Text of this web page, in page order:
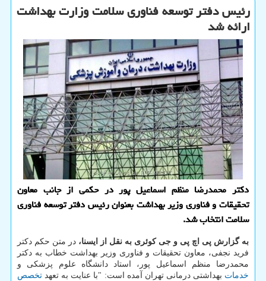
رئیس دفتر توسعه فناوری سلامت وزارت بهداشت
ارائه شد
دکتر محمدرضا منظم اسماعیل پور در حکمی از جانب معاون
تحقیقات و فناوری وزیر بهداشت بعنوان رئیس دفتر توسعه فناوری
سلامت انتخاب شد.
به گزارش پی اچ پی و جی کوئری به نقل از ایسنا، در متن حکم دکتر
فرید نجفی، معاون تحقیقات و فناوری وزیر بهداشت خطاب به دکتر
محمدرضا منظم اسماعیل پور، استاد دانشگاه علوم پزشکی و
خدمات بهداشتی درمانی تهران آمده است: "با عنایت به تعهد تخصص